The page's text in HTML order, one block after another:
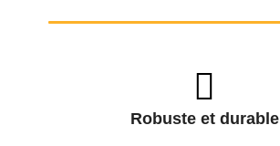
Robuste et durable